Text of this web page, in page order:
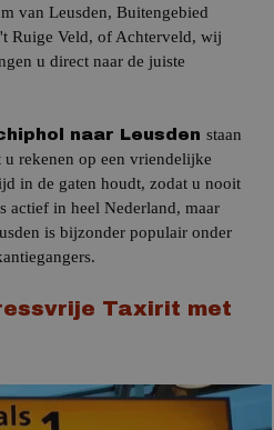
van Leusden, Buitengebied
Ruige Veld, of Achterveld, wij
u direct naar de juiste
naar Leusden staan
rekenen op een vriendelijke
in de gaten houdt, zodat u nooit
actief in heel Nederland, maar
is bijzonder populair onder
Taxirit met